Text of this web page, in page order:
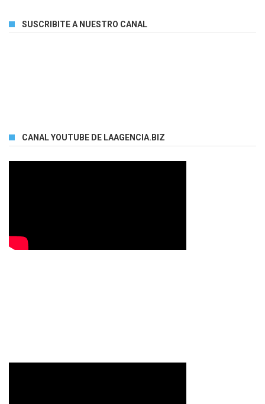
SUSCRIBITE A NUESTRO CANAL
CANAL YOUTUBE DE LAAGENCIA.BIZ